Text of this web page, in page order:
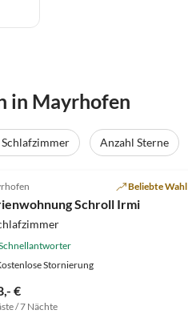
in Mayrhofen
Anzahl Sterne
Beliebte Wahl
Schroll Irmi
Stornierung
€
/ 7 Nächte